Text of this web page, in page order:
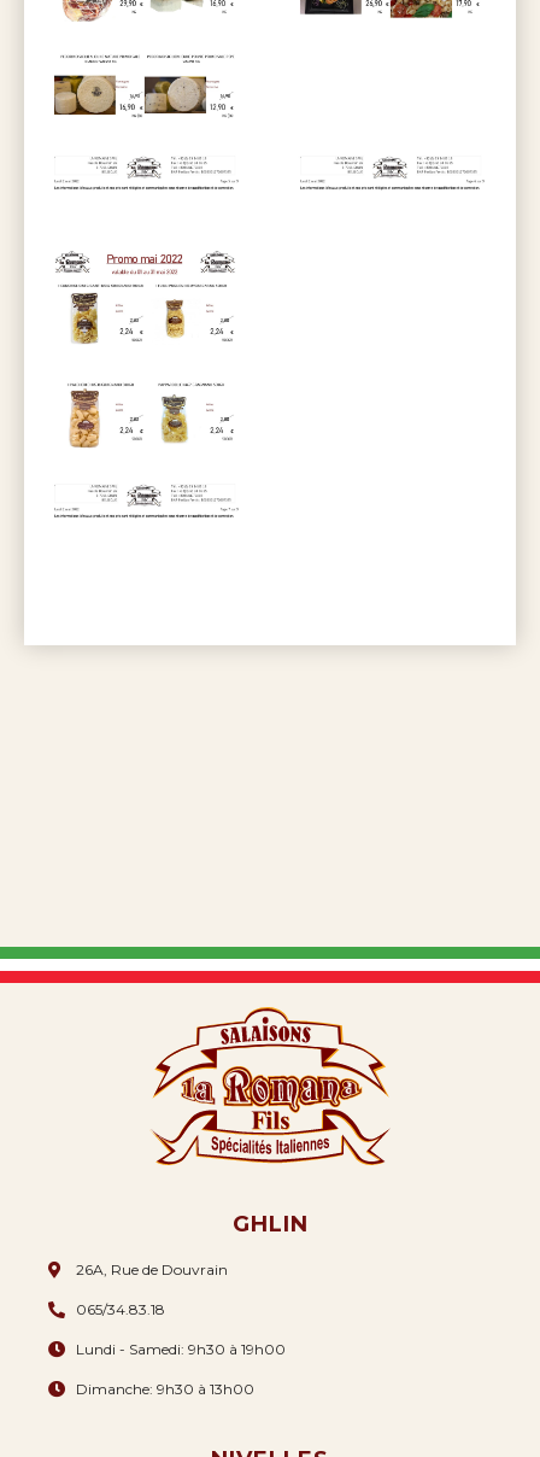
GHLIN
26A, Rue de Douvrain
065/34.83.18
Lundi - Samedi: 9h30 à 19h00
Dimanche: 9h30 à 13h00